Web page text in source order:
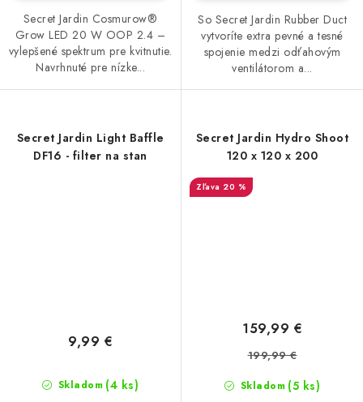
Secret Jardin Cosmurow®
Grow LED 20 W OOP 2.4 –
vylepšené spektrum pre kvitnutie.
Navrhnuté pre nízke...
So Secret Jardin Rubber Duct
vytvoríte extra pevné a tesné
spojenie medzi odťahovým
ventilátorom a...
Secret Jardin Light Baffle
DF16 - filter na stan
Skladom (4 ks)
9,99 €
Secret Jardin Hydro Shoot
120 x 120 x 200
20 %
Skladom (5 ks)
159,99 €
199,99 €